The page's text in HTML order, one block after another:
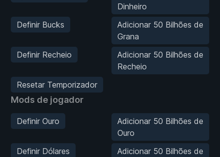
Dinheiro
Definir Bucks
Adicionar 50 Bilhões de
Grana
Definir Recheio
Adicionar 50 Bilhões de
Recheio
Resetar Temporizador
Mods de jogador
Definir Ouro
Adicionar 50 Bilhões de
Ouro
Definir Dólares
Adicionar 50 Bilhões de